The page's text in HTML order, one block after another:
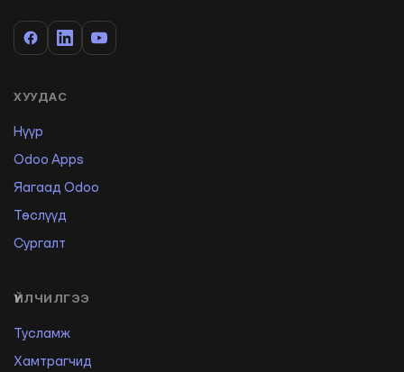
ХУУДАС
Нүүр
Odoo Apps
Яагаад Odoo
Төслүүд
Сургалт
ҮЙЛЧИЛГЭЭ
Тусламж
Хамтрагчид